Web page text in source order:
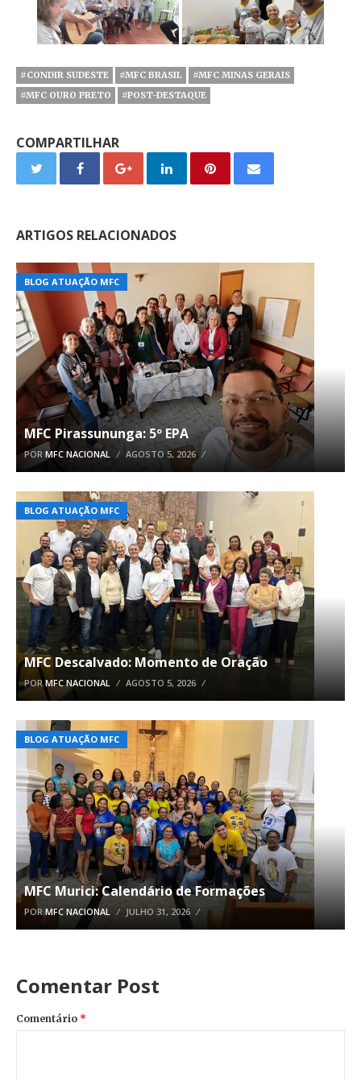
#CONDIR SUDESTE #MFC BRASIL
#MFC MINAS GERAIS
#MFC OURO PRETO
#POST-DESTAQUE
COMPARTILHAR
ARTIGOS RELACIONADOS
BLOG ATUAÇÃO MFC
MFC Pirassununga: 5º EPA
POR MFC NACIONAL AGOSTO 5, 2026
BLOG ATUAÇÃO MFC
MFC Descalvado: Momento de Oração
PORMFC NACIONAL AGOSTO 5, 2026
BLOG ATUAÇÃO MFC
MFC Murici: Calendário de Formações
POR MFC NACIONAL JULHO 31, 2026
Comentar Post
Comentário *